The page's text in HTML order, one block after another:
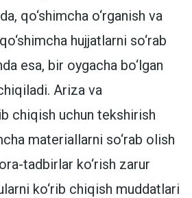
qo‘shimcha o‘rganish va
hujjatlarni so‘rab
esa, bir oygacha bo‘lgan
Ariza va
chiqish uchun tekshirish
materiallarni so‘rab olish
tadbirlar ko‘rish zarur
ko‘rib chiqish muddatlari